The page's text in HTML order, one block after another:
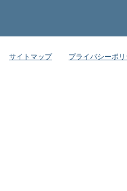
サイトマップ プライバシーポ